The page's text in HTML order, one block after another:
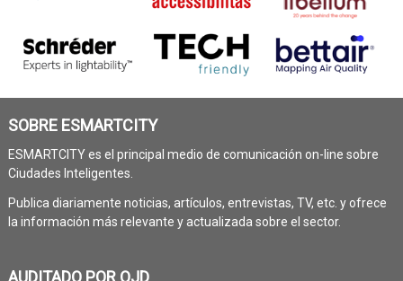
SOBRE ESMARTCITY
ESMARTCITY es el principal medio de comunicación on-line sobre
Ciudades Inteligentes.
Publica diariamente noticias, artículos, entrevistas, TV, etc. y ofrece
la información más relevante y actualizada sobre el sector.